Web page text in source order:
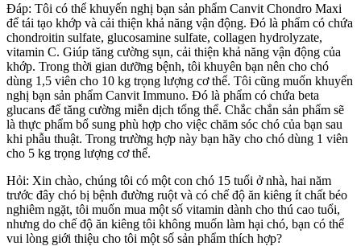
Đáp: Tôi có thể khuyến nghị bạn sản phẩm Canvit Chondro Maxi
để tái tạo khớp và cải thiện khả năng vận động. Đó là phẩm có chứa
chondroitin sulfate, glucosamine sulfate, collagen hydrolyzate,
vitamin C. Giúp tăng cường sụn, cải thiện khả năng vận động của
khớp. Trong thời gian dưỡng bệnh, tôi khuyên bạn nên cho chó
dùng 1,5 viên cho 10 kg trọng lượng cơ thể. Tôi cũng muốn khuyến
nghị bạn sản phẩm Canvit Immuno. Đó là phẩm có chứa beta
glucans để tăng cường miễn dịch tổng thể. Chắc chắn sản phẩm sẽ
là thực phẩm bổ sung phù hợp cho việc chăm sóc chó của bạn sau
khi phẫu thuật. Trong trường hợp này bạn hãy cho chó dùng 1 viên
cho 5 kg trọng lượng cơ thể.
Hỏi: Xin chào, chúng tôi có một con chó 15 tuổi ở nhà, hai năm
trước đây chó bị bệnh đường ruột và có chế độ ăn kiêng ít chất béo
nghiêm ngặt, tôi muốn mua một số vitamin dành cho thú cao tuổi,
nhưng do chế độ ăn kiêng tôi không muốn làm hại chó, bạn có thể
vui lòng giới thiệu cho tôi một số sản phẩm thích hợp?